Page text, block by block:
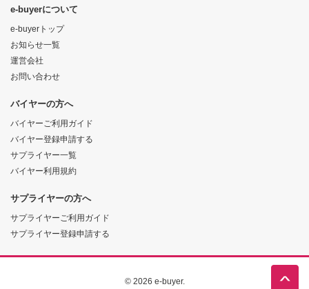
e-buyerについて
e-buyerトップ
お知らせ一覧
運営会社
お問い合わせ
バイヤーの方へ
バイヤーご利用ガイド
バイヤー登録申請する
サプライヤー一覧
バイヤー利用規約
サプライヤーの方へ
サプライヤーご利用ガイド
サプライヤー登録申請する
© 2026 e-buyer.